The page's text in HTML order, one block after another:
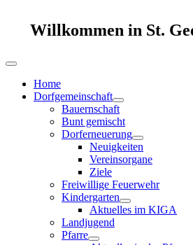
Willkommen in St.
Home
Dorfgemeinschaft
Bauernschaft
Bunt gemischt
Dorferneuerung
Neuigkeiten
Vereinsorgane
Ziele
Freiwillige Feuerwehr
Kindergarten
Aktuelles im KIGA
Landjugend
Pfarre